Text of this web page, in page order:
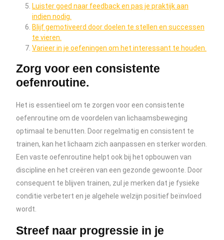
Luister goed naar feedback en pas je praktijk aan
indien nodig.
Blijf gemotiveerd door doelen te stellen en successen
te vieren.
Varieer in je oefeningen om het interessant te houden.
Zorg voor een consistente
oefenroutine.
Het is essentieel om te zorgen voor een consistente
oefenroutine om de voordelen van lichaamsbeweging
optimaal te benutten. Door regelmatig en consistent te
trainen, kan het lichaam zich aanpassen en sterker worden.
Een vaste oefenroutine helpt ook bij het opbouwen van
discipline en het creëren van een gezonde gewoonte. Door
consequent te blijven trainen, zul je merken dat je fysieke
conditie verbetert en je algehele welzijn positief beïnvloed
wordt.
Streef naar progressie in je